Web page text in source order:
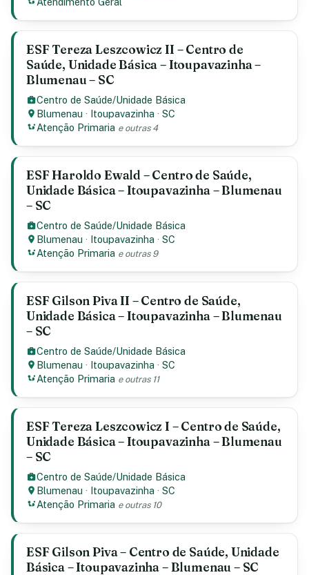
ESF Tereza Leszcowicz II – Centro de
Saúde, Unidade Básica – Itoupavazinha –
Blumenau – SC
Centro de Saúde/Unidade Básica
Blumenau · Itoupavazinha ·SC
Atenção Primaria e outras 4
ESF Haroldo Ewald – Centro de Saúde,
Unidade Básica – Itoupavazinha – Blumenau
– SC
Centro de Saúde/Unidade Básica
Blumenau · Itoupavazinha ·SC
Atenção Primaria e outras 9
ESF Gilson Piva II – Centro de Saúde,
Unidade Básica – Itoupavazinha – Blumenau
– SC
Centro de Saúde/Unidade Básica
Blumenau · Itoupavazinha ·SC
Atenção Primaria e outras 11
ESF Tereza Leszcowicz I – Centro de Saúde,
Unidade Básica – Itoupavazinha – Blumenau
– SC
Centro de Saúde/Unidade Básica
Blumenau · Itoupavazinha ·SC
Atenção Primaria e outras 10
ESF Gilson Piva – Centro de Saúde, Unidade
Básica – Itoupavazinha – Blumenau – SC